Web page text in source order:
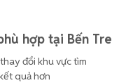
hợp tại Bến Tre
đổi khu vực tìm
quả hơn